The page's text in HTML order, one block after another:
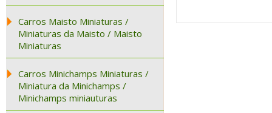
Carros Maisto Miniaturas /
Miniaturas da Maisto / Maisto
Miniaturas
Carros Minichamps Miniaturas /
Miniatura da Minichamps /
Minichamps miniauturas